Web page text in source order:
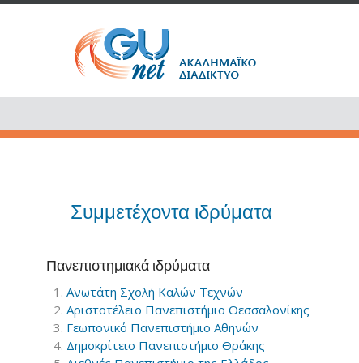
Συμμετέχοντα ιδρύματα
Πανεπιστημιακά ιδρύματα
Ανωτάτη Σχολή Καλών Τεχνών
Αριστοτέλειο Πανεπιστήμιο Θεσσαλονίκης
Γεωπονικό Πανεπιστήμιο Αθηνών
Δημοκρίτειο Πανεπιστήμιο Θράκης